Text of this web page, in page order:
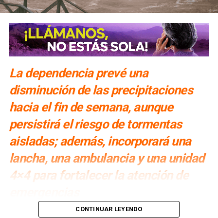
Covid-19, según simulador del Tec
NO TE PIERDAS
Lo sacaron de su casa con violencia y encontraron
su cadaver en Cerritos
La dependencia prevé una
disminución de las precipitaciones
hacia el fin de semana, aunque
persistirá el riesgo de tormentas
aisladas; además, incorporará una
lancha, una ambulancia y una unidad
4×4 para fortalecer la atención de
CONTINUAR LEYENDO